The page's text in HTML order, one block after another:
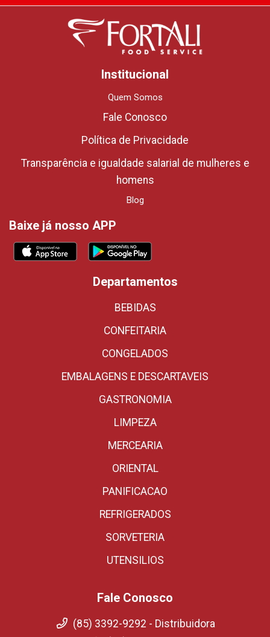
Institucional
Quem Somos
Fale Conosco
Política de Privacidade
Transparência e igualdade salarial de mulheres e
homens
Blog
Baixe já nosso APP
Departamentos
BEBIDAS
CONFEITARIA
CONGELADOS
EMBALAGENS E DESCARTAVEIS
GASTRONOMIA
LIMPEZA
MERCEARIA
ORIENTAL
PANIFICACAO
REFRIGERADOS
SORVETERIA
UTENSILIOS
Fale Conosco
(85) 3392-9292 - Distribuidora